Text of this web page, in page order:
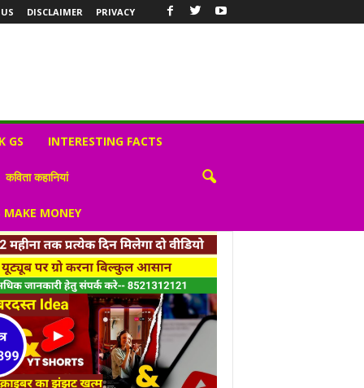
DISCLAIMER PRIVACY
GS INTERESTING FACTS
कविता कहानियां
MONEY